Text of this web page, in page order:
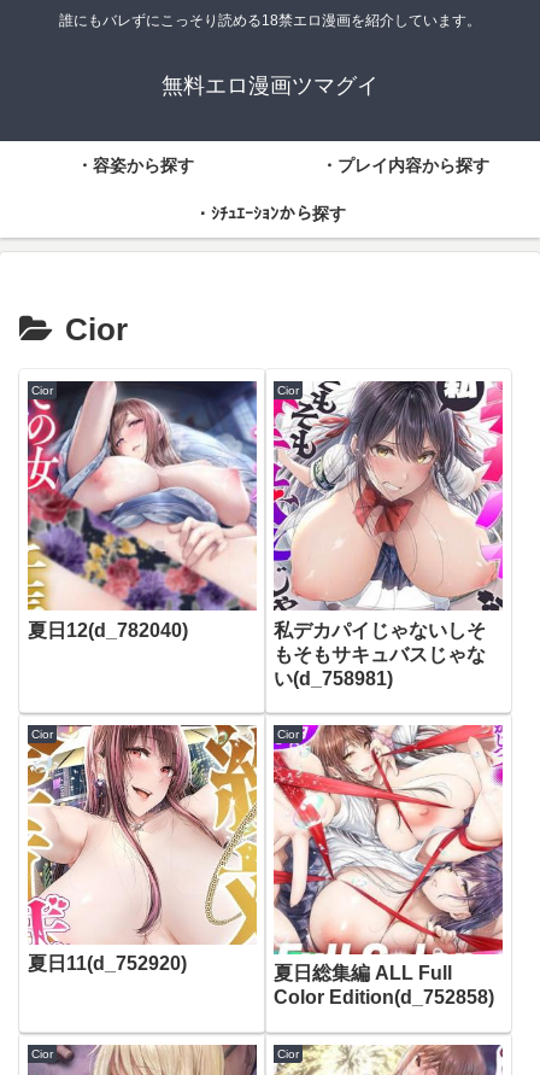
誰にもバレずにこっそり読める18禁エロ漫画を紹介しています。
無料エロ漫画ツマグイ
・容姿から探す ・プレイ内容から探す
・ｼﾁｭｴｰｼｮﾝから探す
Cior
Cior
夏日12(d_782040)
Cior
私デカパイじゃないしそ
もそもサキュバスじゃな
い(d_758981)
Cior
夏日11(d_752920)
Cior
夏日総集編 ALL Full
Color Edition(d_752858)
Cior Cior